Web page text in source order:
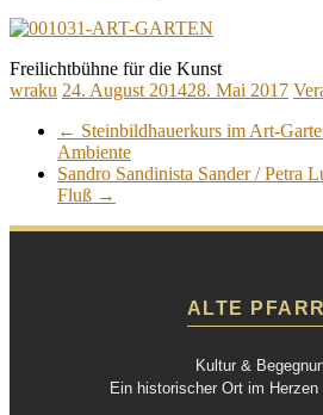
Freilichtbühne für die Kunst
wraku 24. August 201428. Mai 2017
← Steinbildhauerkurs im Art-
Ambiente
Sandro Sandinista Sander / Petra
Fluß →
ALTE
Kultur &
Ein historischer Ort im Herzen